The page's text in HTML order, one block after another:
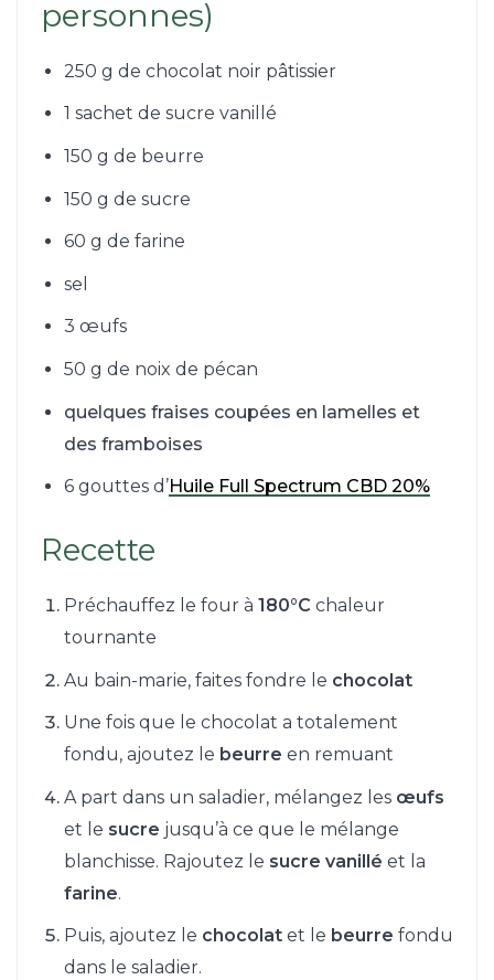
personnes)
250 g de chocolat noir pâtissier
1 sachet de sucre vanillé
150 g de beurre
150 g de sucre
60 g de farine
sel
3 œufs
50 g de noix de pécan
quelques fraises coupées en lamelles et
des framboises
6 gouttes d’Huile Full Spectrum CBD 20%
Recette
Préchauffez le four à 180°C chaleur
tournante
Au bain-marie, faites fondre le chocolat
Une fois que le chocolat a totalement
fondu, ajoutez le beurre en remuant
A part dans un saladier, mélangez les œufs
et le sucre jusqu’à ce que le mélange
blanchisse. Rajoutez le sucre vanillé et la
farine.
Puis, ajoutez le chocolatet le beurre fondu
dans le saladier.